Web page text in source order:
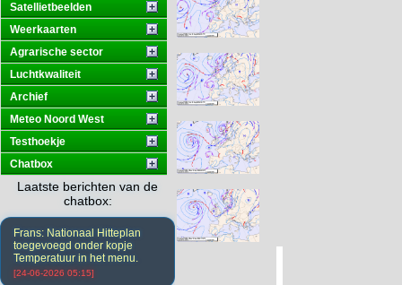
Satellietbeelden
Weerkaarten
Agrarische sector
Luchtkwaliteit
Archief
Meteo Noord West
Testhoekje
Chatbox
Laatste berichten van de
chatbox:
Frans: Nationaal Hitteplan
toegevoegd onder kopje
Temperatuur in het menu.
[24-06-2026 05:15]